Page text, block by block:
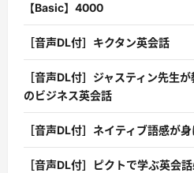
【Basic】4000
［音声DL付］キクタン英会話
［音声DL付］ジャスティン先生
のビジネス英会話
［音声DL付］ネイティブ語感が
［音声DL付］ピクトで学ぶ英会